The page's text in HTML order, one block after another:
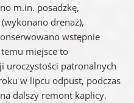
m.in. posadzkę,
drenaż),
wstępnie
temu miejsce to
uroczystości patronalnych
w lipcu odpust, podczas
dalszy remont kaplicy.